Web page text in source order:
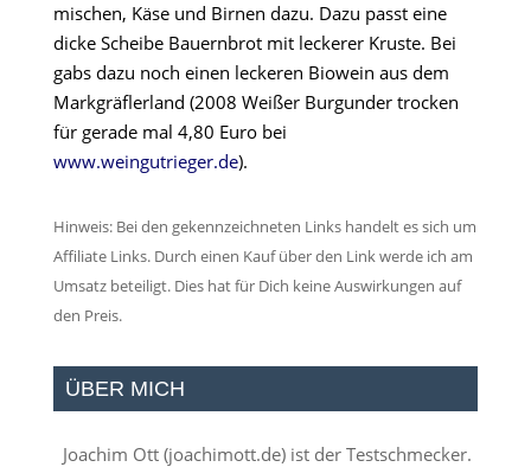
mischen, Käse und Birnen dazu. Dazu passt eine
dicke Scheibe Bauernbrot mit leckerer Kruste. Bei
gabs dazu noch einen leckeren Biowein aus dem
Markgräflerland (2008 Weißer Burgunder trocken
für gerade mal 4,80 Euro bei
www.weingutrieger.de).
Hinweis: Bei den gekennzeichneten Links handelt es sich um
Affiliate Links. Durch einen Kauf über den Link werde ich am
Umsatz beteiligt. Dies hat für Dich keine Auswirkungen auf
den Preis.
ÜBER MICH
Joachim Ott (joachimott.de) ist der Testschmecker.